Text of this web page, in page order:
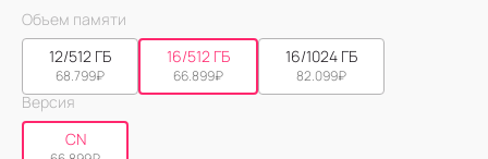
Объем памяти
12/512 ГБ
68.799₽
16/512 ГБ
66.899₽
16/1024 ГБ
82.099₽
Версия
CN